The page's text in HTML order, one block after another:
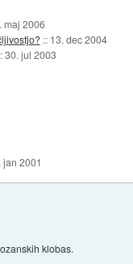
maj 2006
:: 13. dec 2004
30. jul 2003
jan 2001
klobas.